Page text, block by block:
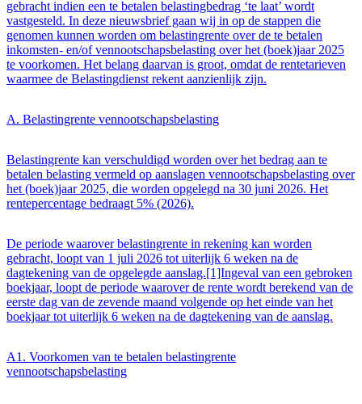
gebracht indien een te betalen belastingbedrag ‘te laat’ wordt
vastgesteld. In deze nieuwsbrief gaan wij in op de stappen die
genomen kunnen worden om belastingrente over de te betalen
inkomsten- en/of vennootschapsbelasting over het (boek)jaar 2025
te voorkomen. Het belang daarvan is groot, omdat de rentetarieven
waarmee de Belastingdienst rekent aanzienlijk zijn.
A. Belastingrente vennootschapsbelasting
Belastingrente kan verschuldigd worden over het bedrag aan te
betalen belasting vermeld op aanslagen vennootschapsbelasting over
het (boek)jaar 2025, die worden opgelegd na 30 juni 2026. Het
rentepercentage bedraagt 5% (2026).
De periode waarover belastingrente in rekening kan worden
gebracht, loopt van 1 juli 2026 tot uiterlijk 6 weken na de
dagtekening van de opgelegde aanslag.[1]Ingeval van een gebroken
boekjaar, loopt de periode waarover de rente wordt berekend van de
eerste dag van de zevende maand volgende op het einde van het
boekjaar tot uiterlijk 6 weken na de dagtekening van de aanslag.
A1. Voorkomen van te betalen belastingrente
vennootschapsbelasting